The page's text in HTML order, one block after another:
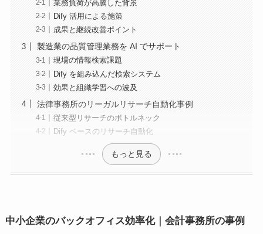
業務負荷が高騰した背景
Dify 活用による施策
成果と継続改善ポイント
製造業の品質管理業務を AI でサポート
現場の情報検索課題
Dify を組み込んだ検索システム
効果と組織学習への波及
法律事務所のリーガルリサーチ自動化事例
従来型リサーチのボトルネック
Dify ベースのリサーチ自動化
もっと見る
中小企業のバックオフィス効率化｜会計事務所の事例